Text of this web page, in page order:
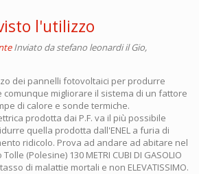
l'utilizzo
Inviato da stefano leonardiil Gio,
dei pannelli fotovoltaici per produrre
comunque migliorare il sistema di un fattore
di calore e sonde termiche.
prodotta dai P.F. va il più possibile
quella prodotta dall'ENEL a furia di
ridicolo. Prova ad andare ad abitare nel
(Polesine) 130 METRI CUBI DI GASOLIO
tasso di malattie mortali e non ELEVATISSIMO.